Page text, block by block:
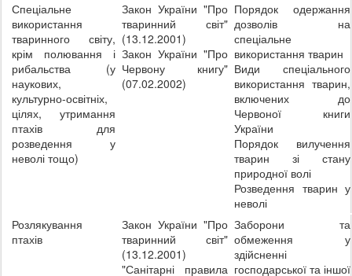
Спеціальне
використання
тваринного світу,
крім полювання і
рибальства (у
наукових,
культурно-освітніх,
цілях, утримання
птахів для
розведення у
неволі тощо)
Закон України "Про
тваринний світ"
(13.12.2001)
Закон України "Про
Червону книгу"
(07.02.2002)
Порядок одержання
дозволів на
спеціальне
використання тварин
Види спеціального
використання тварин,
включених до
Червоної книги
України
Порядок вилучення
тварин зі стану
природної волі
Розведення тварин у
неволі
Розлякування
птахів
Закон України "Про
тваринний світ"
(13.12.2001)
"Санітарні правила
Заборони та
обмеження у
здійсненні
господарської та іншої